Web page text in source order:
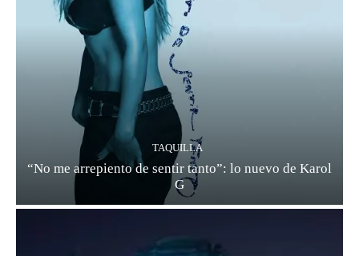
TAQUILLA
“No me arrepiento de sentir tanto”: lo nuevo de Karol
G